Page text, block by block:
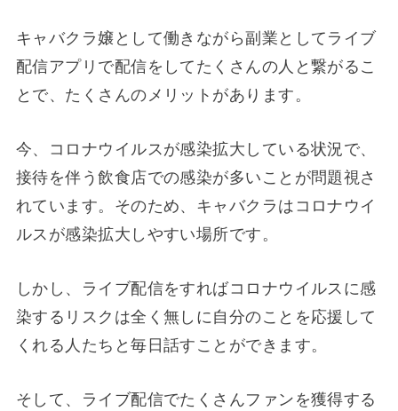
キャバクラ嬢として働きながら副業としてライブ
配信アプリで配信をしてたくさんの人と繋がるこ
とで、たくさんのメリットがあります。
今、コロナウイルスが感染拡大している状況で、
接待を伴う飲食店での感染が多いことが問題視さ
れています。そのため、キャバクラはコロナウイ
ルスが感染拡大しやすい場所です。
しかし、ライブ配信をすればコロナウイルスに感
染するリスクは全く無しに自分のことを応援して
くれる人たちと毎日話すことができます。
そして、ライブ配信でたくさんファンを獲得する